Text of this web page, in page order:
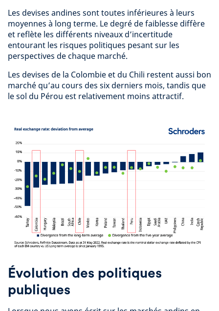
Les devises andines sont toutes inférieures à leurs
moyennes à long terme. Le degré de faiblesse diffère
et reflète les différents niveaux d’incertitude
entourant les risques politiques pesant sur les
perspectives de chaque marché.
Les devises de la Colombie et du Chili restent aussi bon
marché qu’au cours des six derniers mois, tandis que
le sol du Pérou est relativement moins attractif.
Évolution des politiques
publiques